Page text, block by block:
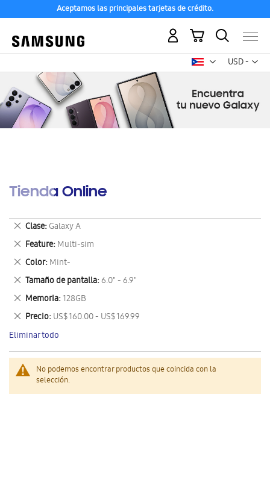
Aceptamos las principales tarjetas de crédito.
USD -
dólar
Mi carrito
Tienda Online
No podemos encontrar productos que coincida con la
selección.
Clase Galaxy A
Eliminar
este
artículo
Feature Multi-sim
Eliminar
este
artículo
Color Mint-
Eliminar
este
artículo
Tamaño de pantalla 6.0" - 6.9"
Eliminar
este
artículo
Memoria 128GB
Eliminar
este
artículo
Precio US$ 160.00 - US$ 169.99
Eliminar
este
artículo
Eliminar todo